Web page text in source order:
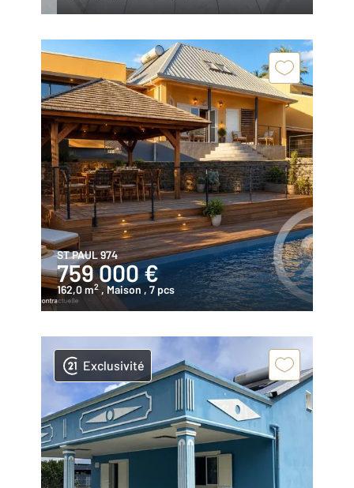
ST PAUL 974
759 000 €
162,0 m2 , Maison , 7 pcs
Exclusivité